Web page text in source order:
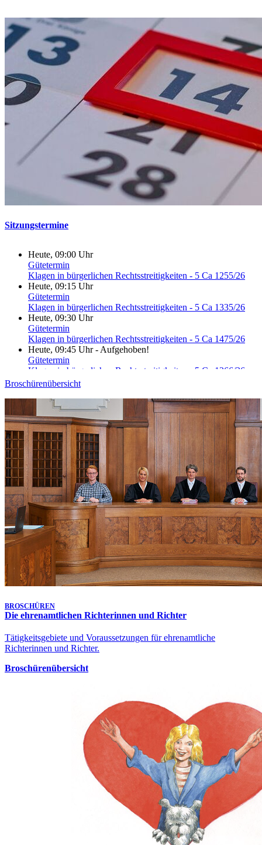
Sitzungstermine
Heute, 09:00 Uhr
Gütetermin
Klagen in bürgerlichen Rechtsstreitigkeiten - 5 Ca 1255/26
Heute, 09:15 Uhr
Gütetermin
Klagen in bürgerlichen Rechtsstreitigkeiten - 5 Ca 1335/26
Heute, 09:30 Uhr
Gütetermin
Klagen in bürgerlichen Rechtsstreitigkeiten - 5 Ca 1475/26
Heute, 09:45 Uhr- Aufgehoben!
Gütetermin
Klagen in bürgerlichen Rechtsstreitigkeiten - 5 Ca 1366/26
Heute, 09:45 Uhr
Klagen in bürgerlichen Rechtsstreitigkeiten - 5 Ca 1576/26
Heute, 09:45 Uhr
Gütetermin
Klagen in bürgerlichen Rechtsstreitigkeiten - 5 Ca 1636/26
Heute, 10:00 Uhr-
Aufgehoben!
Gütetermin
Klagen in bürgerlichen Rechtsstreitigkeiten - 5 Ca 1316/26
Heute, 10:00 Uhr- Aufgehoben!
Gütetermin
Klagen in bürgerlichen Rechtsstreitigkeiten - 5 Ca 1516/26
Heute, 10:00 Uhr-Aufgehoben!
Gütetermin
Klagen in bürgerlichen Rechtsstreitigkeiten - 5 Ca 1556/26
Heute, 10:00 Uhr
- Aufgehoben!
Gütetermin
Klagen in bürgerlichen Rechtsstreitigkeiten - 5 Ca 1638/26
Letzte Aktualisierung:
6. Aug. 2026, 17:25 Uhr
Broschürenübersicht
BROSCHÜREN
Die ehrenamtlichen Richterinnen und Richter
Tätigkeitsgebiete und Voraussetzungen für ehrenamtliche
Richterinnen und Richter.
Broschürenübersicht